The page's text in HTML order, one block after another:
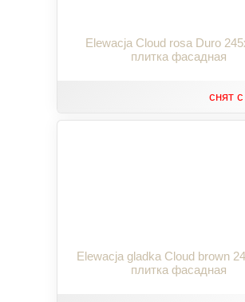
Elewacja Cloud rosa Duro
плитка фасадная
снят
Elewacja gladka Cloud brown
плитка фасадная